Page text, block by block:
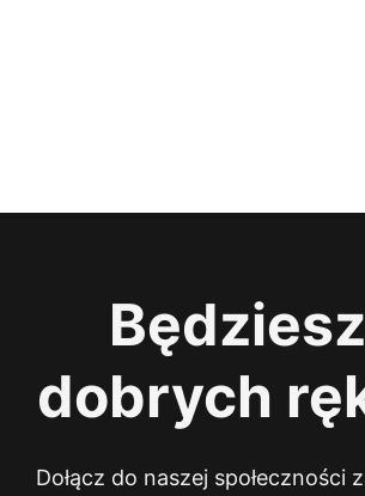
dobrych
Dołącz do naszej społeczności